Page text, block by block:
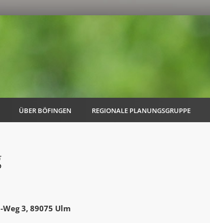
ÜBER BÖFINGEN REGIONALE PLANUNGSGRUPPE
3, 89075 Ulm